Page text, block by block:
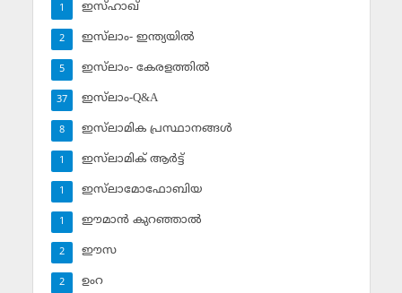
ഇസ്ഹാഖ്‌
1
ഇസ്‌ലാം- ഇന്ത്യയില്‍
2
ഇസ്‌ലാം- കേരളത്തില്‍
5
ഇസ്‌ലാം-Q&A
37
ഇസ്‌ലാമിക പ്രസ്ഥാനങ്ങള്‍
8
ഇസ്‌ലാമിക് ആര്‍ട്ട്
1
ഇസ്‌ലാമോഫോബിയ
1
ഈമാന്‍ കുറഞ്ഞാല്‍
1
ഈസ
2
ഉംറ
2